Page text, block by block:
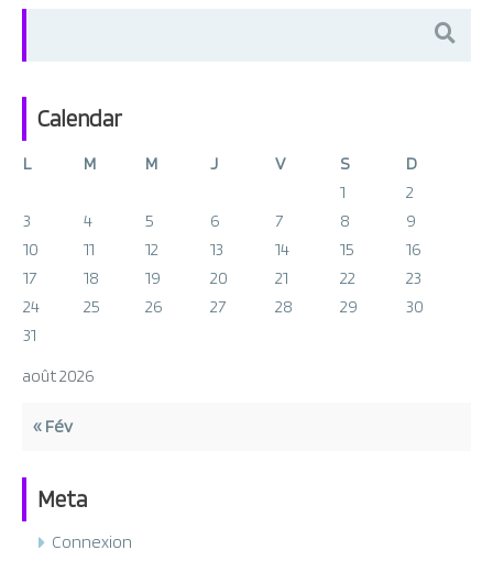
Calendar
août 2026
L M M J V S
D
1
2
3
4 5 6 7 8
9
10
11 12 13 14 15
16
17
18 19 20 21 22
23
24
25 26 27 28 29
30
31
« Fév
Meta
Connexion